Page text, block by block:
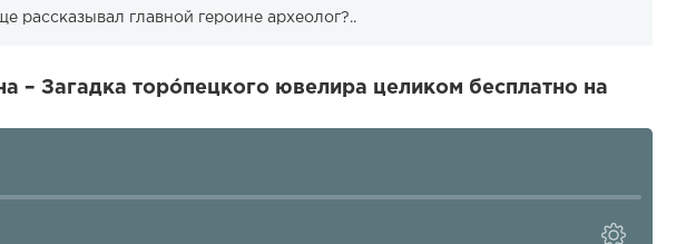
рассказывал главной героине археолог?..
– Загадка торóпецкого ювелира целиком бесплатно на